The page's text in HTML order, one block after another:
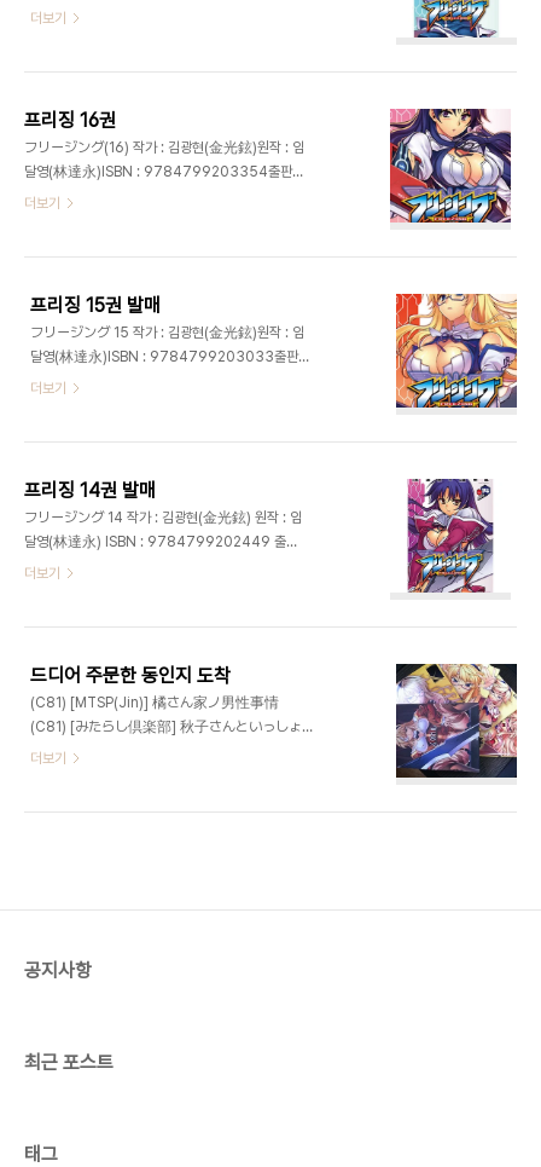
: 킬타임 커뮤니케이션발매일 : 2013년 1월 28일가
더보기
프리징 16권
フリージング(16) 작가 : 김광현(金光鉉)원작 : 임
달영(林達永)ISBN : 9784799203354출판사
: 킬타임 커뮤니케이션발매일 : 2012년 10월 하순가
더보기
프리징 15권 발매
フリージング 15 작가 : 김광현(金光鉉)원작 : 임
달영(林達永)ISBN : 9784799203033출판사
: 킬타임 커뮤니케이션발매일 : 2012년 8월 하순가
더보기
프리징 14권 발매
フリージング 14 작가 : 김광현(金光鉉) 원작 : 임
달영(林達永) ISBN : 9784799202449 출판
사 : 킬타임 커뮤니케이션 발매일 : 2012년 4월 27
더보기
드디어 주문한 동인지 도착
(C81) [MTSP(Jin)] 橘さん家ノ男性事情
(C81) [みたらし倶楽部] 秋子さんといっしょ9
(C81) [CDPA] CROSS MAKE 2011 WINTER
ELDO, BEAR)] CROSS MAKE 2010 (C80)
더보기
공지사항
최근 포스트
태그